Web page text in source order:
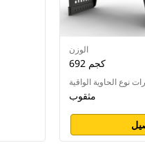
الوزن
692 كجم
نوع الحاوية الواقية
مثقوب